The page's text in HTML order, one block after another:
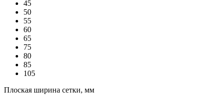
45
50
55
60
65
75
80
85
105
Плоская ширина сетки, мм